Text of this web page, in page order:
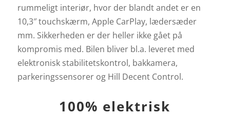
rummeligt interiør, hvor der blandt andet er en
10,3″ touchskærm, Apple CarPlay, lædersæder
mm. Sikkerheden er der heller ikke gået på
kompromis med. Bilen bliver bl.a. leveret med
elektronisk stabilitetskontrol, bakkamera,
parkeringssensorer og Hill Decent Control.
100% elektrisk